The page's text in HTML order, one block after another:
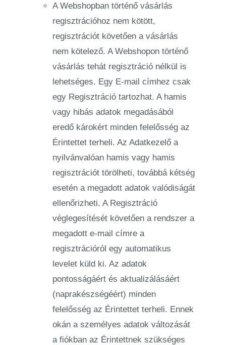
A Webshopban történő vásárlás
regisztrációhoz nem kötött,
regisztrációt követően a vásárlás
nem kötelező. A Webshopon történő
vásárlás tehát regisztráció nélkül is
lehetséges. Egy E-mail címhez csak
egy Regisztráció tartozhat. A hamis
vagy hibás adatok megadásából
eredő károkért minden felelősség az
Érintettet terheli. Az Adatkezelő a
nyilvánvalóan hamis vagy hamis
regisztrációt törölheti, továbbá kétség
esetén a megadott adatok valódiságát
ellenőrizheti. A Regisztráció
véglegesítését követően a rendszer a
megadott e-mail címre a
regisztrációról egy automatikus
levelet küld ki. Az adatok
pontosságáért és aktualizálásáért
(naprakészségéért) minden
felelősség az Érintettet terheli. Ennek
okán a személyes adatok változását
a fiókban az Érintettnek szükséges